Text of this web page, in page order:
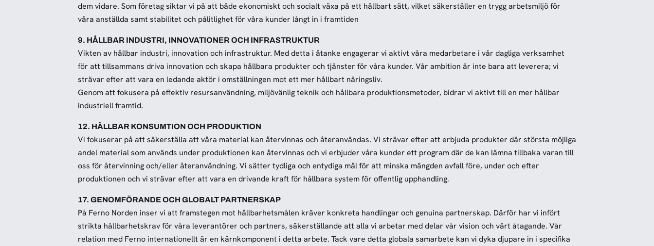
dem vidare. Som företag siktar vi på att både ekonomiskt och socialt växa på ett hållbart sätt, vilket säkerställer en trygg arbetsmiljö för
våra anställda samt stabilitet och pålitlighet för våra kunder långt in i framtiden
9. HÅLLBAR INDUSTRI, INNOVATIONER OCH INFRASTRUKTUR
Vikten av hållbar industri, innovation och infrastruktur. Med detta i åtanke engagerar vi aktivt våra medarbetare i vår dagliga verksamhet
för att tillsammans driva innovation och skapa hållbara produkter och tjänster för våra kunder. Vår ambition är inte bara att leverera; vi
strävar efter att vara en ledande aktör i omställningen mot ett mer hållbart näringsliv.
Genom att fokusera på effektiv resursanvändning, miljövänlig teknik och hållbara produktionsmetoder, bidrar vi aktivt till en mer hållbar
industriell framtid.
12. HÅLLBAR KONSUMTION OCH PRODUKTION
Vi fokuserar på att säkerställa att våra material kan återvinnas och återanvändas. Vi strävar efter att erbjuda produkter där största möjliga
andel material som används under produktionen kan återvinnas och vi erbjuder våra kunder ett program där de kan lämna tillbaka varan till
oss för återvinning och/eller återanvändning. Vi sätter tydliga och entydiga mål för att minska mängden avfall före, under och efter
produktionen och vi strävar efter att vara en drivande kraft för hållbara system för offentlig upphandling.
17. GENOMFÖRANDE OCH GLOBALT PARTNERSKAP
På Ferno Norden inser vi att framstegen mot hållbarhetsmålen kräver konkreta handlingar och genuina partnerskap. Därför har vi infört
strikta hållbarhetskrav för våra leverantörer och partners, säkerställande att alla vi arbetar med delar vår vision och vårt åtagande. Vår
relation med Ferno internationellt är en kärnkomponent i detta arbete. Tack vare detta globala samarbete kan vi dyka djupare in i specifika